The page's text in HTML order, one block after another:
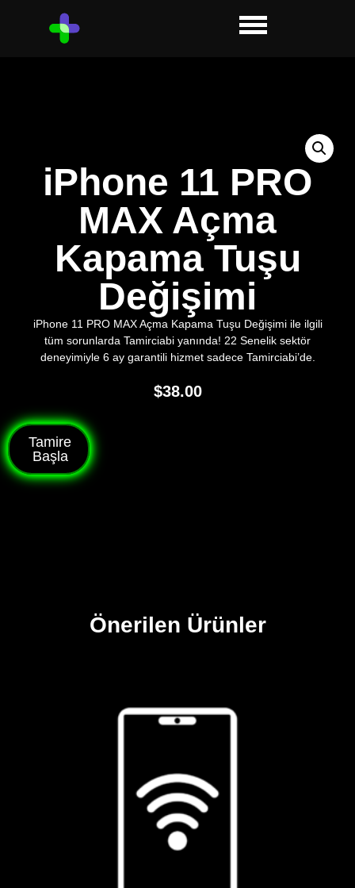
iPhone 11 PRO
MAX Açma
Kapama Tuşu
Değişimi
iPhone 11 PRO MAX Açma Kapama Tuşu Değişimi ile ilgili
tüm sorunlarda Tamirciabi yanında! 22 Senelik sektör
deneyimiyle 6 ay garantili hizmet sadece Tamirciabi’de.
$38.00
Tamire
Başla
Önerilen Ürünler